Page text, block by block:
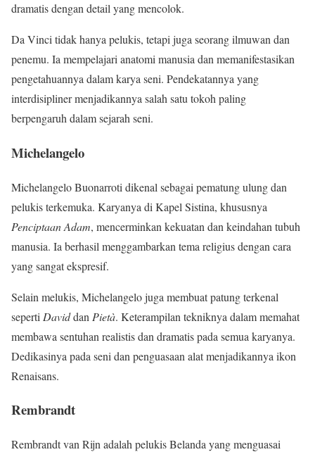
dramatis dengan detail yang mencolok.
Da Vinci tidak hanya pelukis, tetapi juga seorang ilmuwan dan
penemu. Ia mempelajari anatomi manusia dan memanifestasikan
pengetahuannya dalam karya seni. Pendekatannya yang
interdisipliner menjadikannya salah satu tokoh paling
berpengaruh dalam sejarah seni.
Michelangelo
Michelangelo Buonarroti dikenal sebagai pematung ulung dan
pelukis terkemuka. Karyanya di Kapel Sistina, khususnya
Penciptaan Adam, mencerminkan kekuatan dan keindahan tubuh
manusia. Ia berhasil menggambarkan tema religius dengan cara
yang sangat ekspresif.
Selain melukis, Michelangelo juga membuat patung terkenal
seperti Daviddan Pietà. Keterampilan tekniknya dalam memahat
membawa sentuhan realistis dan dramatis pada semua karyanya.
Dedikasinya pada seni dan penguasaan alat menjadikannya ikon
Renaisans.
Rembrandt
Rembrandt van Rijn adalah pelukis Belanda yang menguasai